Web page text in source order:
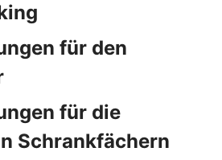
für den
für die
Schrankfächern